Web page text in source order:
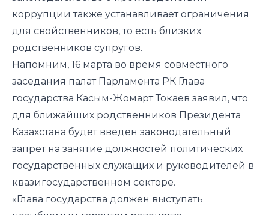
коррупции также устанавливает ограничения
для свойственников, то есть близких
родственников супругов.
Напомним, 16 марта во время совместного
заседания палат Парламента РК Глава
государства Касым-Жомарт Токаев заявил, что
для ближайших родственников Президента
Казахстана будет введен законодательный
запрет на занятие должностей политических
государственных служащих и руководителей в
квазигосударственном секторе.
«Глава государства должен выступать